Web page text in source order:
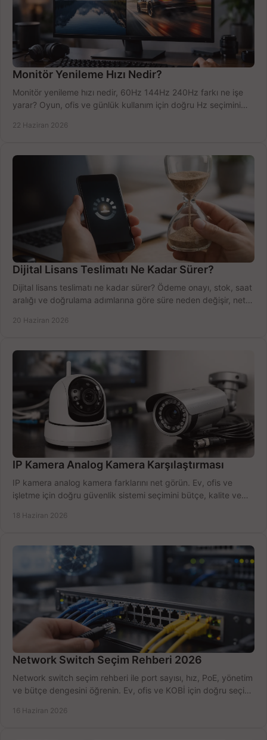
Monitör Yenileme Hızı Nedir?
Monitör yenileme hızı nedir, 60Hz 144Hz 240Hz farkı ne işe
yarar? Oyun, ofis ve günlük kullanım için doğru Hz seçimini
22 Haziran 2026
Dijital Lisans Teslimatı Ne Kadar Sürer?
Dijital lisans teslimatı ne kadar sürer? Ödeme onayı, stok, saat
aralığı ve doğrulama adımlarına göre süre neden değişir, net
20 Haziran 2026
IP Kamera Analog Kamera Karşılaştırması
IP kamera analog kamera farklarını net görün. Ev, ofis ve
işletme için doğru güvenlik sistemi seçimini bütçe, kalite ve
18 Haziran 2026
Network Switch Seçim Rehberi 2026
Network switch seçim rehberi ile port sayısı, hız, PoE, yönetim
ve bütçe dengesini öğrenin. Ev, ofis ve KOBİ için doğru seçimi
16 Haziran 2026